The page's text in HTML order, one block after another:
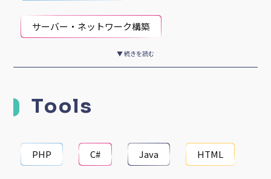
サーバー・ネットワーク構築
アプリケーション開発
▼ 続きを読む
Tools
PHP C# Java HTML